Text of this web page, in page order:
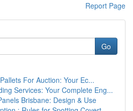
Report Page
Go
For Auction: Your Ec...
Services: Your Complete Eng...
Brisbane: Design & Use